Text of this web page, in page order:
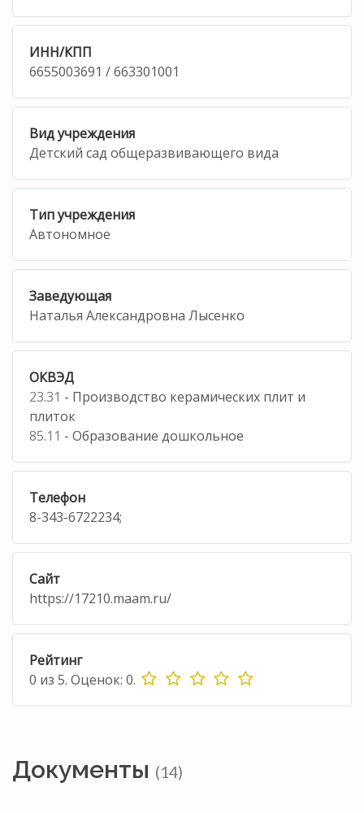
ИНН/КПП
6655003691 / 663301001
Вид учреждения
Детский сад общеразвивающего вида
Тип учреждения
Автономное
Заведующая
Наталья Александровна Лысенко
ОКВЭД
23.31 - Производство керамических плит и
плиток
85.11 - Образование дошкольное
Телефон
8-343-6722234;
Сайт
https://17210.maam.ru/
Рейтинг
0 из 5. Оценок: 0.
Документы (14)